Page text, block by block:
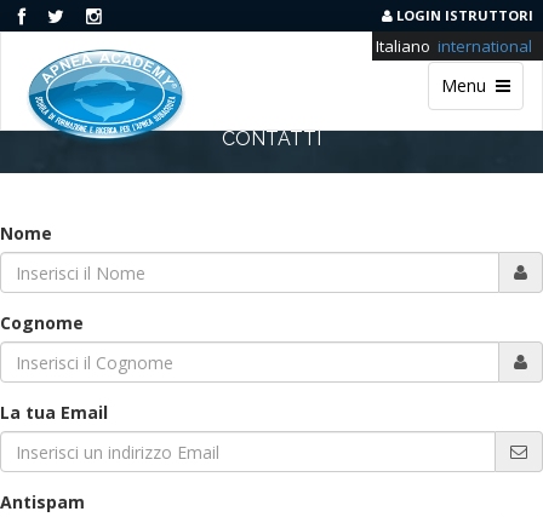
LOGIN ISTRUTTORI
Menu
Italiano international
CONTATTI
Nome
Cognome
La tua Email
Antispam